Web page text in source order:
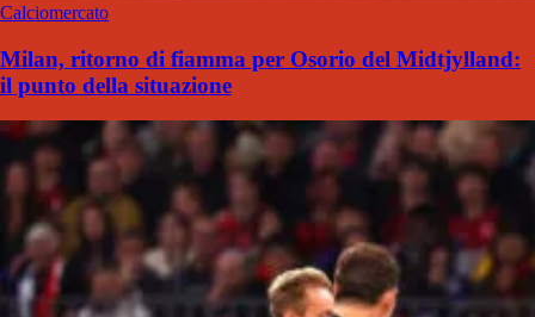
Calciomercato
Milan, ritorno di fiamma per Osorio del Midtjylland:
il punto della situazione